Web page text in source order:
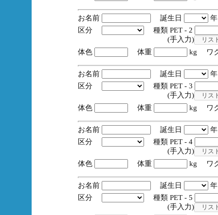
お名前 誕生日
区分
種類 PET - 2
(手入力)
体色
体重 kg ワ
お名前 誕生日
区分
種類 PET - 3
(手入力)
体色
体重 kg ワ
お名前 誕生日
区分
種類 PET - 4
(手入力)
体色
体重 kg ワ
お名前 誕生日
区分
種類 PET - 5
(手入力)